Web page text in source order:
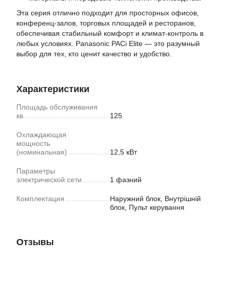
Эта серия отлично подходит для просторных офисов,
конференц-залов, торговых площадей и ресторанов,
обеспечивая стабильный комфорт и климат-контроль в
любых условиях. Panasonic PACi Elite — это разумный
выбор для тех, кто ценит качество и удобство.
Характеристики
Площадь обслуживания
кв.
125
Охлаждающая
мощность
(номинальная)
12,5 кВт
Параметры
электрической сети
1 фазний
Комплектация
Наружний блок, Внутрішній
блок, Пульт керування
Отзывы